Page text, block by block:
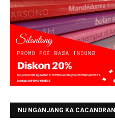
NU NGANJANG KA CACANDRAN